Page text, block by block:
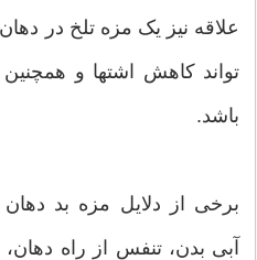
علاقه نیز یک مزه تلخ در
تواند کاهش اشتها و
باشد.
برخی از دلایل مزه بد
آبی بدن، تنفس از راه